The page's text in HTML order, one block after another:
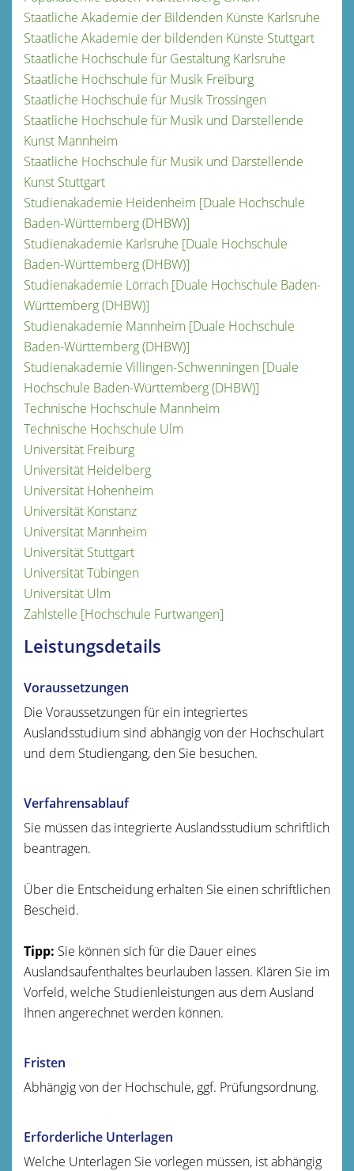
Staatliche Akademie der Bildenden Künste Karlsruhe
Staatliche Akademie der bildenden Künste Stuttgart
Staatliche Hochschule für Gestaltung Karlsruhe
Staatliche Hochschule für Musik Freiburg
Staatliche Hochschule für Musik Trossingen
Staatliche Hochschule für Musik und Darstellende
Kunst Mannheim
Staatliche Hochschule für Musik und Darstellende
Kunst Stuttgart
Studienakademie Heidenheim [Duale Hochschule
Baden-Württemberg (DHBW)]
Studienakademie Karlsruhe [Duale Hochschule
Baden-Württemberg (DHBW)]
Studienakademie Lörrach [Duale Hochschule Baden-
Württemberg (DHBW)]
Studienakademie Mannheim [Duale Hochschule
Baden-Württemberg (DHBW)]
Studienakademie Villingen-Schwenningen [Duale
Hochschule Baden-Württemberg (DHBW)]
Technische Hochschule Mannheim
Technische Hochschule Ulm
Universität Freiburg
Universität Heidelberg
Universität Hohenheim
Universität Konstanz
Universität Mannheim
Universität Stuttgart
Universität Tübingen
Universität Ulm
Zahlstelle [Hochschule Furtwangen]
Leistungsdetails
Voraussetzungen
Die Voraussetzungen für ein integriertes
Auslandsstudium sind abhängig von der Hochschulart
und dem Studiengang, den Sie besuchen.
Verfahrensablauf
Sie müssen das integrierte Auslandsstudium schriftlich
beantragen.
Über die Entscheidung erhalten Sie einen schriftlichen
Bescheid.
Tipp: Sie könnensich für die Dauer eines
Auslandsaufenthaltes beurlauben lassen. Klären Sie im
Vorfeld, welche Studienleistungen aus dem Ausland
Ihnen angerechnet werden können.
Fristen
Abhängig von der Hochschule, ggf. Prüfungsordnung.
Erforderliche Unterlagen
Welche Unterlagen Sie vorlegen müssen, ist abhängig